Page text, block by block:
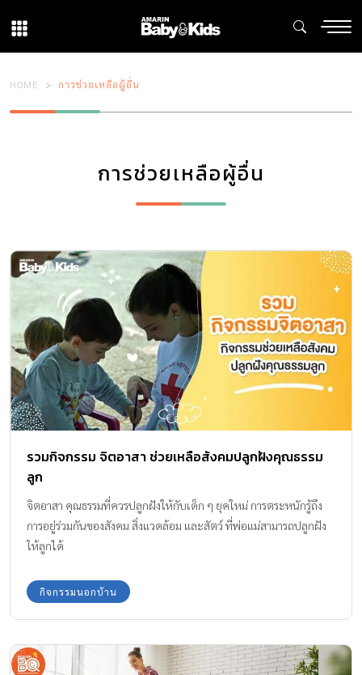
HOME การช่วยเหลือผู้อื่น
การช่วยเหลือผู้อื่น
รวมกิจกรรม จิตอาสา ช่วยเหลือสังคมปลูกฝังคุณธรรม
ลูก
จิตอาสา คุณธรรมที่ควรปลูกฝังให้กับเด็ก ๆ ยุคใหม่ การตระหนักรู้ถึง
การอยู่ร่วมกันของสังคม สิ่งแวดล้อม และสัตว์ ที่พ่อแม่สามารถปลูกฝัง
ให้ลูกได้
กิจกรรมนอกบ้าน